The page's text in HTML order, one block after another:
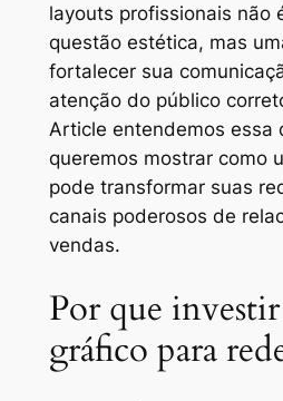
layouts profissionais não
questão estética, mas
fortalecer sua
atenção do público
Article entendemos essa
queremos mostrar como
pode transformar suas
canais poderosos de
vendas.
Por que
gráfico para